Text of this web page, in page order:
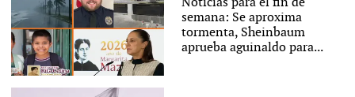
semana: Se aproxima
tormenta, Sheinbaum
aprueba aguinaldo para...